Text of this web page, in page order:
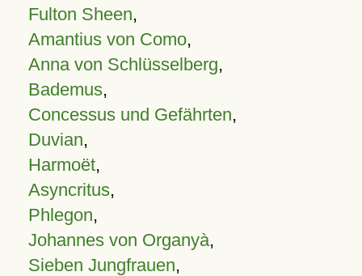
Fulton Sheen,
Amantius von Como,
Anna von Schlüsselberg,
Bademus,
Concessus und Gefährten,
Duvian,
Harmoët,
Asyncritus,
Phlegon,
Johannes von Organyà,
Sieben Jungfrauen,